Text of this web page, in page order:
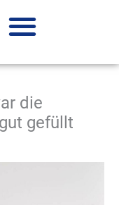
die
gefüllt